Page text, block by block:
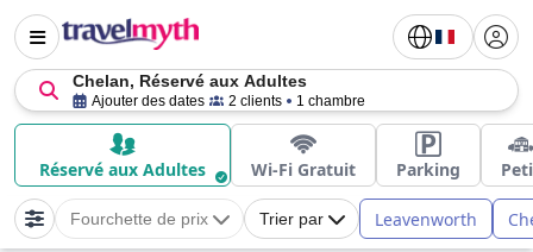
Chelan, Réservé aux Adultes
Ajouter des dates 2 clients 1 chambre
Réservé aux Adultes Wi-Fi Gratuit Parking
Fourchette de prix Trier par Leavenworth